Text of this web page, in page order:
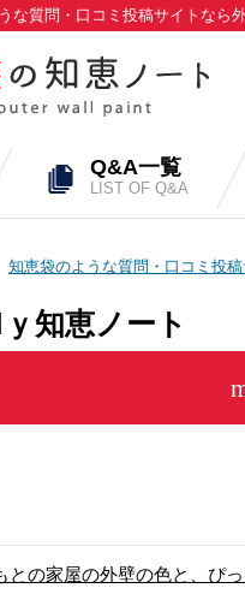
な質問・口コミ投稿サイトなら
Q&A一覧
LIST OF Q&A
知恵袋のような質問・口コミ投
知恵ノート
との家屋の外壁の色と、ぴ